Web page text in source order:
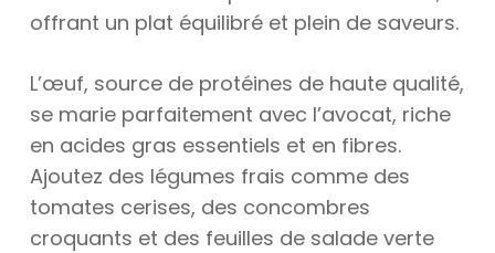
offrant un plat équilibré et plein de saveurs.
L’œuf, source de protéines de haute qualité,
se marie parfaitement avec l’avocat, riche
en acides gras essentiels et en fibres.
Ajoutez des légumes frais comme des
tomates cerises, des concombres
croquants et des feuilles de salade verte